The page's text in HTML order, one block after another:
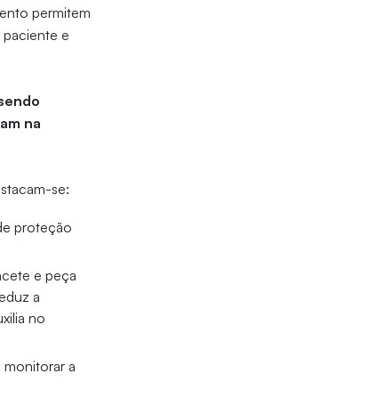
permitem
paciente e
na
se:
proteção
e peça
a
no
monitorar a